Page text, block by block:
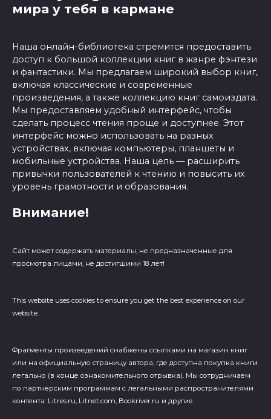
мира у тебя в кармане
Наша онлайн-библиотека стремится предоставить
доступ к большой коллекции книг в жанре фэнтези
и фантастики. Мы предлагаем широкий выбор книг,
включая классические и современные
произведения, а также коллекцию книг самоиздата.
Мы предоставляем удобный интерфейс, чтобы
сделать процесс чтения проще и доступнее. Этот
интерфейс можно использовать на разных
устройствах, включая компьютеры, планшеты и
мобильные устройства. Наша цель — расширить
привычки пользователей к чтению и повысить их
уровень грамотности и образования.
Внимание!
Сайт может содержать материалы, не предназначенные для
просмотра лицами, не достигшими 18 лет!
This website uses cookies to ensure you get the best experience on our
website.
Фрагменты произведений cнабжены ссылками на магазин книг
или на официальную страницу автора, где доступна покупка книги
легально (в конце ознакомительного отрывка). Мы сотрудничаем
по партнерским программам с легальными распространителями
контента: Litres.ru, Litnet.com, Bookriver.ru и другие.